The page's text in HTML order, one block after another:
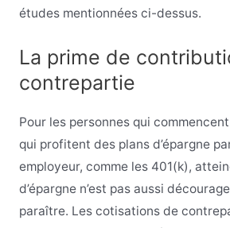
études mentionnées ci-dessus.
La prime de
contrepartie
Pour les personnes qui
qui profitent des plans d’épargne
employeur, comme les 401(k),
d’épargne n’est pas aussi
paraître. Les cotisations de